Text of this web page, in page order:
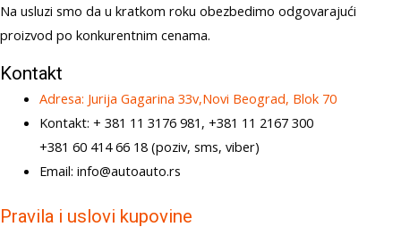
Na usluzi smo da u kratkom roku obezbedimo odgovarajući
proizvod po konkurentnim cenama.
Kontakt
Adresa: Jurija Gagarina 33v,Novi Beograd, Blok 70
Kontakt: + 381 11 3176 981, +381 11 2167 300
+381 60 414 66 18 (poziv, sms, viber)
Email: info@autoauto.rs
Pravila i uslovi kupovine